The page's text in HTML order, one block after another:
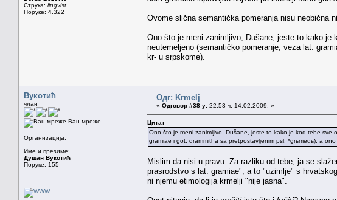
Струка: lingvist
Поруке: 4.322
Ovome slična semantička pomeranja nisu neobična
Ono što je meni zanimljivo, Dušane, jeste to kako
neutemeljeno (semantičko pomeranje, veza lat.
kr- u srpskome).
Вукотић
члан
Ван мреже
Организација:
Име и презиме:
Душан Вукотић
Поруке: 155
Одг: Krmelj
« Одговор #38 у: 22.53 ч. 14.02.2009. »
Цитат
Ono što je meni zanimljivo, Dušane, jeste to kako je kod tebe
gramiae i got. qrammitha sa pretpostavljenim psl. *grьmedь); a
Mislim da nisi u pravu. Za razliku od tebe, ja se
prasrodstvo s lat. gramiae", a to "uzimlje" s
ni njemu etimologija krmelji "nije jasna".